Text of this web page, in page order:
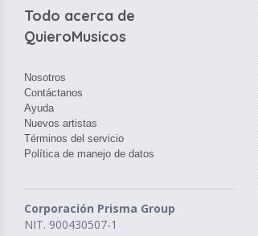
Todo acerca de
QuieroMusicos
Nosotros
Contáctanos
Ayuda
Nuevos artistas
Términos del servicio
Política de manejo de datos
Corporación Prisma Group
NIT. 900430507-1